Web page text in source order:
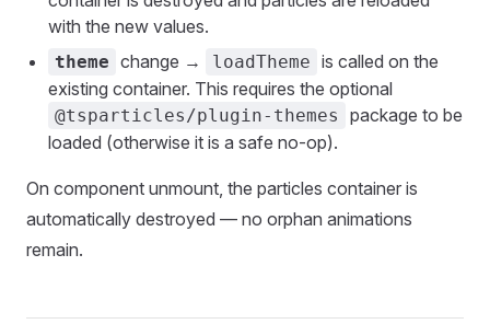
with the new values.
theme change → loadTheme is called on the
existing container. This requires the optional
@tsparticles/plugin-themes
package to be
loaded (otherwise it is a safe no-op).
On component unmount, the particles container is
automatically destroyed — no orphan animations
remain.